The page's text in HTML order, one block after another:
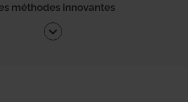
méthodes innovantes